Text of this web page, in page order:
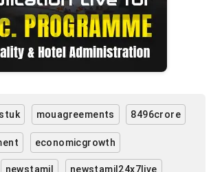
mouagreements 8496crore
economicgrowth
newstamil newstamil24x7live